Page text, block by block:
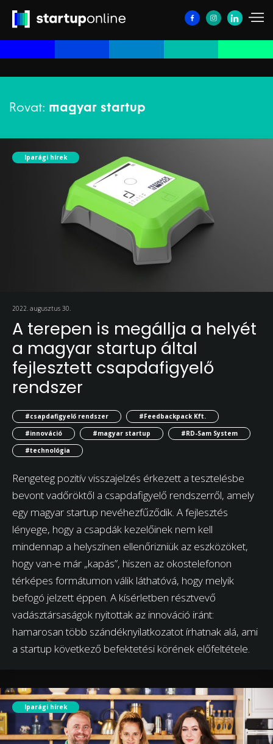
Rovat: magyar startup
Iparági hírek
2022. augusztus 30.
A terepen is megállja a helyét
a magyar startup által
fejlesztett csapdafigyelő
rendszer
#csapdafigyelő rendszer
#Feedbackpack Kft.
#innováció
#magyar startup
#RD-Sam System
#technológia
Rengeteg pozitív visszajelzés érkezett a tesztelésbe
bevont vadőröktől a csapdafigyelő rendszerről, amely
egy magyar startup nevéhezfűződik. A fejlesztés
lényege, hogy a csapdák kezelőinek nem kell
mindennap a helyszínen ellenőrizniük az eszközöket,
hogy van-e már „kapás”, hiszen az okostelefonon
térképes formátumon válik láthatóvá, hogy melyik
befogó jelzett éppen. A kísérletben résztvevő
vadásztársaságok nyitottak az innováció iránt:
hamarosan több szándéknyilatkozatot írhatnak alá, ami
a startup következő befektetési körének előfeltétele.
Iparági hírek